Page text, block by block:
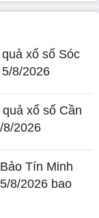
xổ số Sóc
8/2026
xổ số Cần
8/2026
Tín Minh
8/2026 bao